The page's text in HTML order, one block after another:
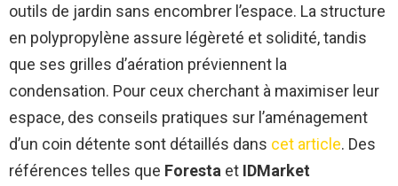
outils de jardin sans encombrer l’espace. La structure
en polypropylène assure légèreté et solidité, tandis
que ses grilles d’aération préviennent la
condensation. Pour ceux cherchant à maximiser leur
espace, des conseils pratiques sur l’aménagement
d’un coin détente sont détaillés dans cet article. Des
références telles que Foresta et IDMarket